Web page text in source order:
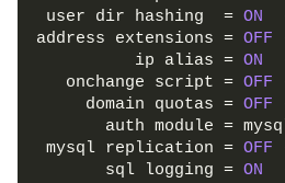
user dir hashing  = ON
address extensions = OFF
          ip alias =
ON
   onchange script =
OFF
     domain quotas =
OFF
auth module =
mysql replication = OFF
       sql logging =
ON